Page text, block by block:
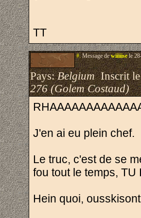
TT
#.Message dewiiiiisele
Pays:BelgiumInscrit
276 (Golem Costaud)
J'en ai eu plein chef.
Le truc, c'est de se
fou tout le temps, TU
Hein quoi,